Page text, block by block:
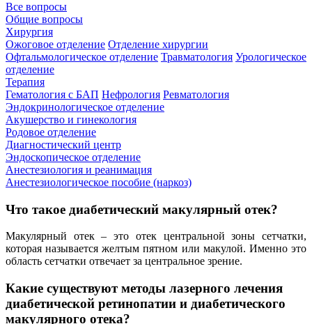
Все вопросы
Общие вопросы
Хирургия
Ожоговое отделение Отделение хирургии
Офтальмологическое отделение Травматология Урологическое
отделение
Терапия
Гематология с БАП Нефрология Ревматология
Эндокринологическое отделение
Акушерство и гинекология
Родовое отделение
Диагностический центр
Эндоскопическое отделение
Анестезиология и реанимация
Анестезиологическое пособие (наркоз)
Что такое диабетический макулярный отек?
Макулярный отек – это отек центральной зоны сетчатки,
которая называется желтым пятном или макулой. Именно это
область сетчатки отвечает за центральное зрение.
Какие существуют методы лазерного лечения
диабетической ретинопатии и диабетического
макулярного отека?